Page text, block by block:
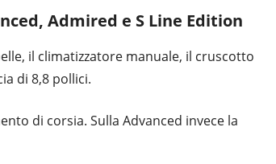
Admired e S Line Edition
il climatizzatore manuale, il cruscotto
di 8,8 pollici.
di corsia. Sulla Advanced invece la